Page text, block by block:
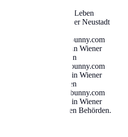
Leben
Willkommen in Wiener Neustadt
Neustadt
Helpbunny.com
Willkommen in Wiener
Leben Wohnen Arbeiten
Neustadt
Helpbunny.com
Willkommen in Wiener
Leben Wohnen Arbeiten
Neustadt
Helpbunny.com
Willkommen in Wiener
Leben Wohnen Arbeiten Behörden.